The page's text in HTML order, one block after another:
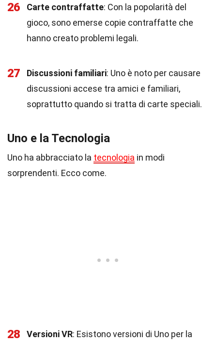
26 Carte contraffatte: Con la popolarità del
gioco, sono emerse copie contraffatte che
hanno creato problemi legali.
27 Discussioni familiari: Uno è noto per causare
discussioni accese tra amici e familiari,
soprattutto quando si tratta di carte speciali.
Uno e la Tecnologia
Uno ha abbracciato la tecnologia in modi
sorprendenti. Ecco come.
28 Versioni VR: Esistono versioni di Uno per la